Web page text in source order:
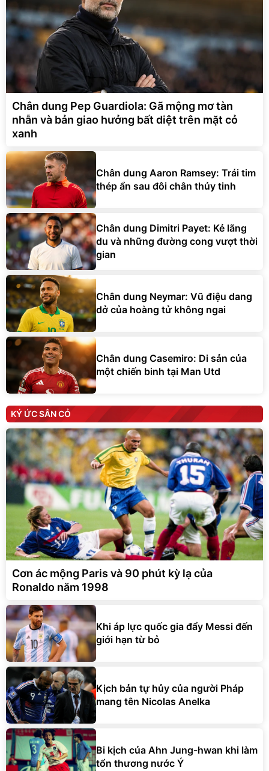
Chân dung Pep Guardiola: Gã mộng mơ tàn
nhẫn và bản giao hưởng bất diệt trên mặt cỏ
xanh
Chân dung Aaron Ramsey: Trái tim
thép ẩn sau đôi chân thủy tinh
Chân dung Dimitri Payet: Kẻ lãng
du và những đường cong vượt thời
gian
Chân dung Neymar: Vũ điệu dang
dở của hoàng tử không ngai
Chân dung Casemiro: Di sản của
một chiến binh tại Man Utd
KÝ ỨC SÂN CỎ
Cơn ác mộng Paris và 90 phút kỳ lạ của
Ronaldo năm 1998
Khi áp lực quốc gia đẩy Messi đến
giới hạn từ bỏ
Kịch bản tự hủy của người Pháp
mang tên Nicolas Anelka
Bi kịch của Ahn Jung-hwan khi làm
tổn thương nước Ý